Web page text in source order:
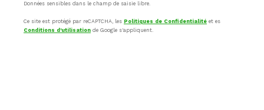
Données sensibles dans le champ de saisie libre.
Ce site est protégé par reCAPTCHA, les Politiques de Confidentialité et es
Conditions d'utilisation de Google s'appliquent.